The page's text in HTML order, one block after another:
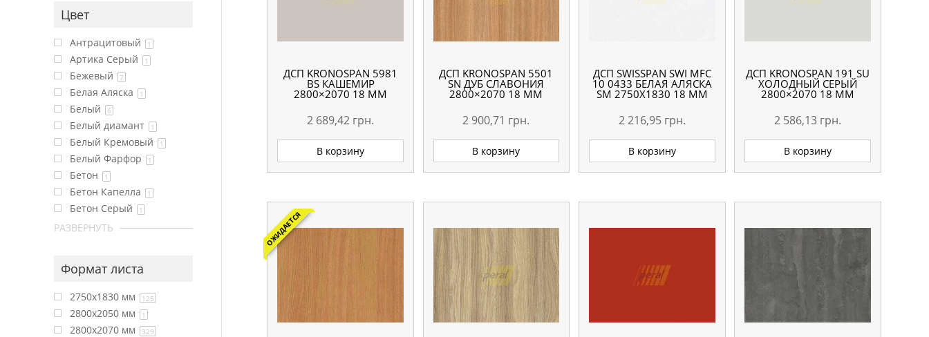
ДСП KRONOSPAN 5981
BS КАШЕМИР
2800×2070 18 ММ
2 689,42 грн.
В корзину
ДСП KRONOSPAN 5501
SN ДУБ СЛАВОНИЯ
2800×2070 18 ММ
2 900,71 грн.
В корзину
ДСП SWISSPAN SWI MFC
10 0433 БЕЛАЯ АЛЯСКА
SM 2750Х1830 18 ММ
2 216,95 грн.
В корзину
ДСП KRONOSPAN 191 SU
ХОЛОДНЫЙ СЕРЫЙ
2800×2070 18 ММ
2 586,13 грн.
В корзину
ОЖИДАЕТСЯ
Цвет
Антрацитовый 1
Артика Серый 1
Бежевый 7
Белая Аляска 1
Белый 6
Белый диамант 1
Белый Кремовый 1
Белый Фарфор 1
Бетон 1
Бетон Капелла 1
Бетон Серый 1
РАЗВЕРНУТЬ
Формат листа
2750x1830 мм 125
2800x2050 мм 1
2800x2070 мм 329